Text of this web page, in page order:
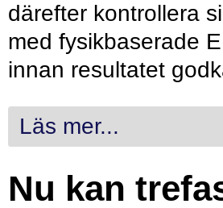
därefter kontrollera
med fysikbaserade
innan resultatet
Läs mer...
Nu kan